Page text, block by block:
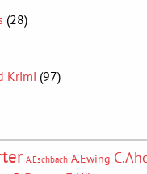
(28)
Krimi (97)
A.Eschbach A.Ewing